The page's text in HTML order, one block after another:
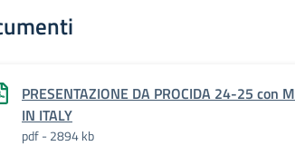
PRESENTAZIONE DA PROCIDA 24-25 con
IN ITALY
pdf - 2894 kb